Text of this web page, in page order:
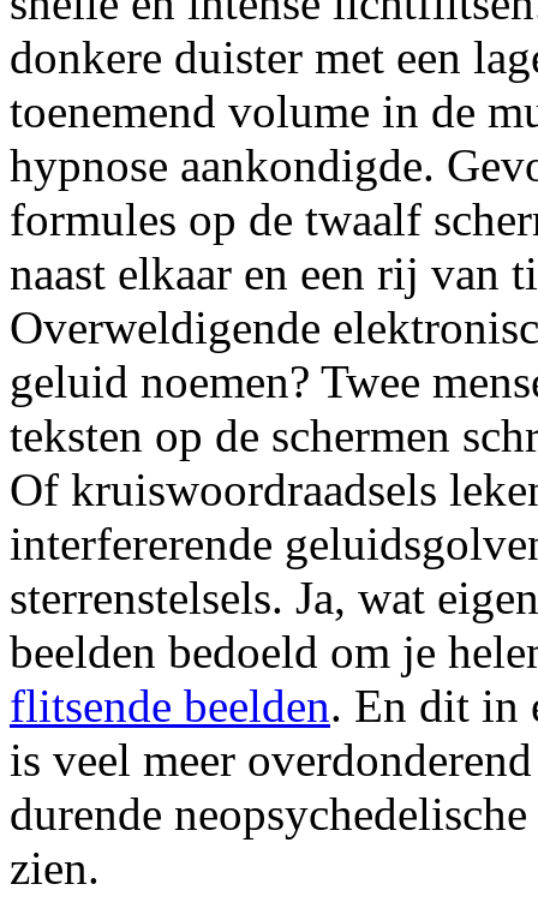
donkere duister met een
toenemend volume in de
hypnose aankondigde.
formules op de twaalf
naast elkaar en een rij van
Overweldigende
geluid noemen? Twee
teksten op de schermen
Of kruiswoordraadsels
interfererende
sterrenstelsels. Ja, wat
beelden bedoeld om je
flitsende beelden. En dit in
is veel meer
durende
zien.